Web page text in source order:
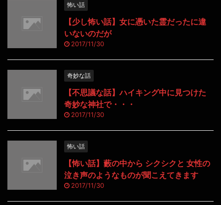
怖い話
【少し怖い話】女に憑いた霊だったに違
いないのだが
2017/11/30
奇妙な話
【不思議な話】ハイキング中に見つけた
奇妙な神社で・・・
2017/11/30
怖い話
【怖い話】藪の中から シクシクと 女性の
泣き声のようなものが聞こえてきます
2017/11/30